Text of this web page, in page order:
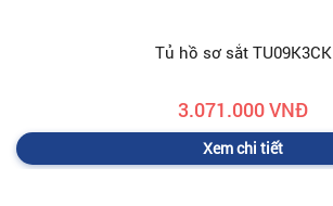
Tủ hồ sơ sắt TU09K3CK
3.071.000 VNĐ
Xem chi tiết